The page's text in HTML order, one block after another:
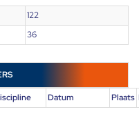
122
36
Datum Plaats